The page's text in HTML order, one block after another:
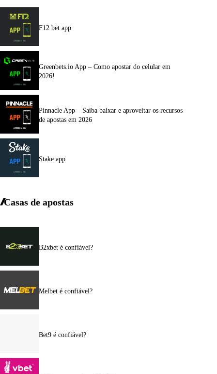
F12 bet app
Greenbets.io App – Como apostar do celular em
2026!
Pinnacle App – Saiba baixar e aproveitar os recursos
de apostas em 2026
Stake app
Casas de apostas
B2xbet é confiável?
Melbet é confiável?
Bet9 é confiável?